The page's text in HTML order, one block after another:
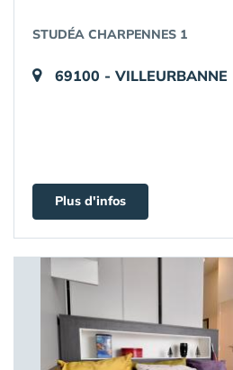
STUDÉA CHARPENNES 1
69100 - VILLEURBANNE
Plus d'infos